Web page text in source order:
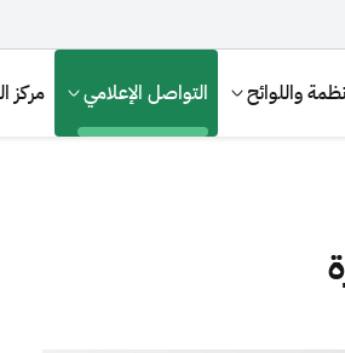
واللوائح التواصل الإعلامي مركز